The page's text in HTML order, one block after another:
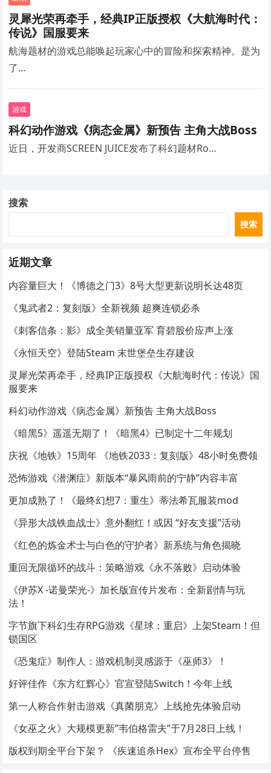
灵犀光荣再牵手，经典IP正版授权《大航海时代：
传说》国服要来
航海题材的游戏总能唤起玩家心中的冒险和探索精神。是为
了…
游戏
科幻动作游戏《病态金属》新预告 主角大战Boss
近日，开发商SCREEN JUICE发布了科幻题材Ro…
搜索
搜索
近期文章
内容量巨大！《博德之门3》8号大型更新说明长达48页
《鬼武者2：复刻版》全新视频 超爽连锁必杀
《刺客信条：影》成全美销量亚军 育碧股价应声上涨
《永恒天空》登陆Steam 末世堡垒生存建设
灵犀光荣再牵手，经典IP正版授权《大航海时代：传说》国
服要来
科幻动作游戏《病态金属》新预告 主角大战Boss
《暗黑5》遥遥无期了！《暗黑4》已制定十二年规划
庆祝《地铁》15周年 《地铁2033：复刻版》48小时免费领
恐怖游戏《潜渊症》新版本“暴风雨前的宁静”内容丰富
更加成熟了！《最终幻想7：重生》蒂法希瓦服装mod
《异形大战铁血战士》意外翻红！或因 “好友支援”活动
《红色的炼金术士与白色的守护者》新系统与角色揭晓
重回无限循环的战斗：策略游戏《永不落败》启动体验
《伊苏X -诺曼荣光-》加长版宣传片发布：全新剧情与玩
法！
字节旗下科幻生存RPG游戏《星球：重启》上架Steam！但
锁国区
《恐鬼症》制作人：游戏机制灵感源于《巫师3》！
好评佳作《东方红辉心》官宣登陆Switch！今年上线
第一人称合作射击游戏《真菌朋克》上线抢先体验启动
《女巫之火》大规模更新”韦伯格雷夫”于7月28日上线！
版权到期全平台下架？ 《疾速追杀Hex》宣布全平台停售